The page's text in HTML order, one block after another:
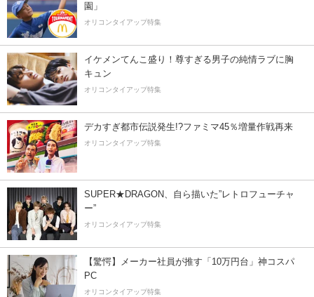
園」
オリコンタイアップ特集
イケメンてんこ盛り！尊すぎる男子の純情ラブに胸
キュン
オリコンタイアップ特集
デカすぎ都市伝説発生!?ファミマ45％増量作戦再来
オリコンタイアップ特集
SUPER★DRAGON、自ら描いた”レトロフューチャ
ー”
オリコンタイアップ特集
【驚愕】メーカー社員が推す「10万円台」神コスパ
PC
オリコンタイアップ特集